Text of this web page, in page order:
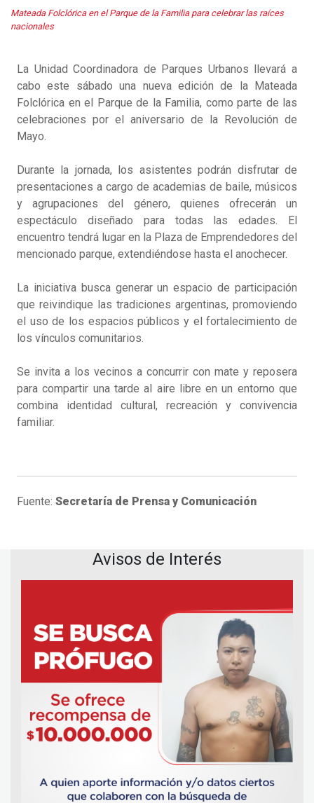
Mateada Folclórica en el Parque de la Familia para celebrar las raíces
nacionales
La Unidad Coordinadora de Parques Urbanos llevará a
cabo este sábado una nueva edición de la Mateada
Folclórica en el Parque de la Familia, como parte de las
celebraciones por el aniversario de la Revolución de
Mayo.
Durante la jornada, los asistentes podrán disfrutar de
presentaciones a cargo de academias de baile, músicos
y agrupaciones del género, quienes ofrecerán un
espectáculo diseñado para todas las edades. El
encuentro tendrá lugar en la Plaza de Emprendedores del
mencionado parque, extendiéndose hasta el anochecer.
La iniciativa busca generar un espacio de participación
que reivindique las tradiciones argentinas, promoviendo
el uso de los espacios públicos y el fortalecimiento de
los vínculos comunitarios.
Se invita a los vecinos a concurrir con mate y reposera
para compartir una tarde al aire libre en un entorno que
combina identidad cultural, recreación y convivencia
familiar.
Fuente: Secretaría de Prensa y Comunicación
Avisos de Interés